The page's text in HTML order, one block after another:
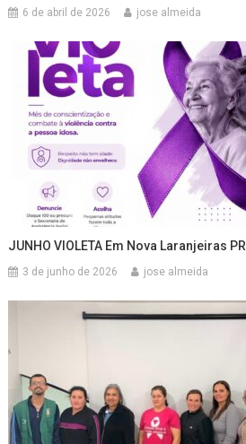
6 de abril de 2026 jose almeida
JUNHO VIOLETA Em Nova Laranjeiras PR
3 de junho de 2026 jose almeida